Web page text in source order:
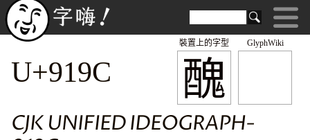
GlyphWiki
醜
裝置上的字型
U+919C
CJK UNIFIED IDEOGRAPH-